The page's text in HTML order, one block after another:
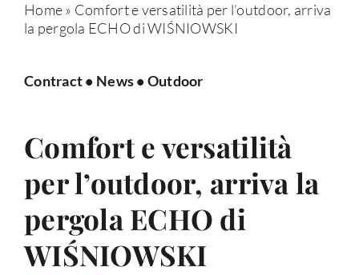
Home» Comfort e versatilità per l’outdoor, arriva
la pergola ECHO di WIŚNIOWSKI
Contract• News• Outdoor
Comfort e versatilità
per l’outdoor, arriva la
pergola ECHO di
WIŚNIOWSKI